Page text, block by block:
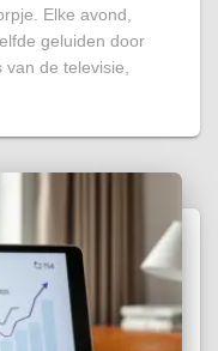
Elke avond,
geluiden door
van de televisie,